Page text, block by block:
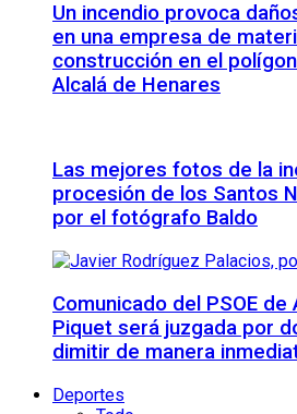
Un incendio provoca
en una empresa de
construcción en el
Alcalá de Henares
Las mejores fotos de la
procesión de los Santos
por el fotógrafo Baldo
Comunicado del PSOE de
Piquet será juzgada por
dimitir de manera
Deportes